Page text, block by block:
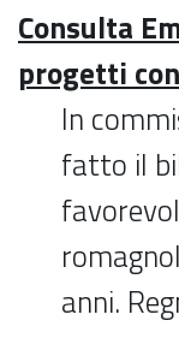
Consulta
progetti
In
fatto il
anni.